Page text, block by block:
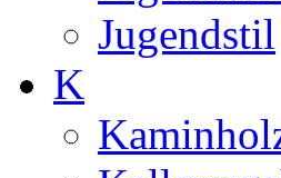
Jugendstil
K